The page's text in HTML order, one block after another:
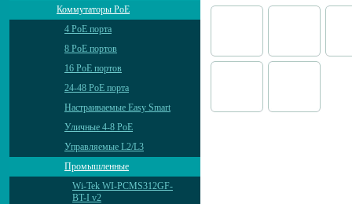
Коммутаторы PoE
4 PoE порта
8 PoE портов
16 PoE портов
24-48 PoE порта
Настраиваемые Easy Smart
Уличные 4-8 PoE
Управляемые L2/L3
Промышленные
Wi-Tek WI-PCMS312GF-
BT-I v2